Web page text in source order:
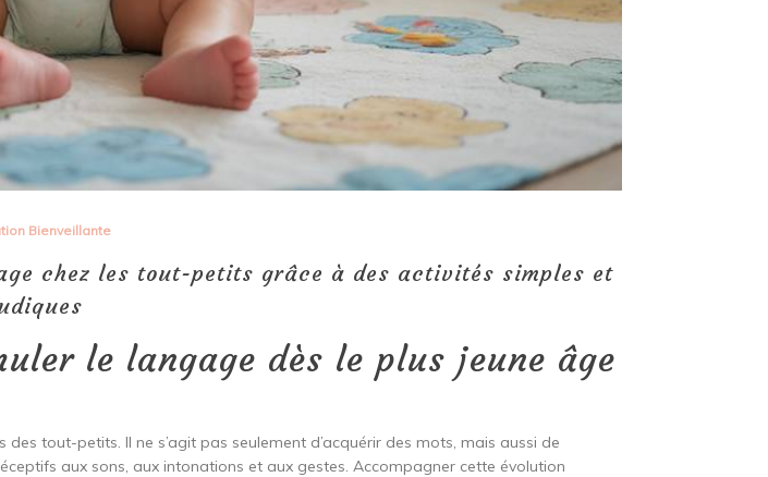
Bienveillante
chez les tout-petits grâce à des activités simples et
le langage dès le plus jeune âge
tout-petits. Il ne s’agit pas seulement d’acquérir des mots, mais aussi de
aux sons, aux intonations et aux gestes. Accompagner cette évolution